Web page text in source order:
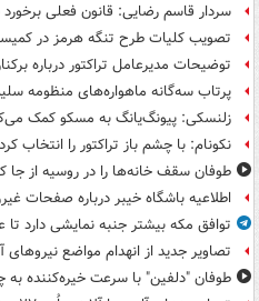
سردار قاسم رضایی: قانون فعلی
تصویب کلیات طرح تنگه هرمز در
توضیحات مدیرعامل تراکتور درباره
پرتاب سه‌گانه ماهواره‌های منظومه
زلنسکی: پیونگ‌یانگ به مسکو کمک
نکونام: با چشم باز تراکتور را انتخاب
طوفان سقف خانه‌ها را در روسیه از جا
اطلاعیه باشگاه خیبر درباره صفحات
توافق مکه بیشتر جنبه نمایشی دارد تا
تصاویر جدید از انهدام مواضع نیروهای
طوفان "دلفین" با سرعت خیره‌کننده به